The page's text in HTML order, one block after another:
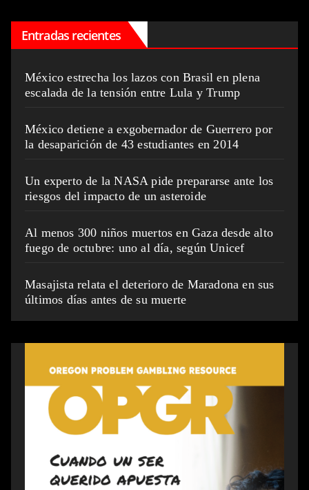
Entradas recientes
México estrecha los lazos con Brasil en plena
escalada de la tensión entre Lula y Trump
México detiene a exgobernador de Guerrero por
la desaparición de 43 estudiantes en 2014
Un experto de la NASA pide prepararse ante los
riesgos del impacto de un asteroide
Al menos 300 niños muertos en Gaza desde alto
fuego de octubre: uno al día, según Unicef
Masajista relata el deterioro de Maradona en sus
últimos días antes de su muerte